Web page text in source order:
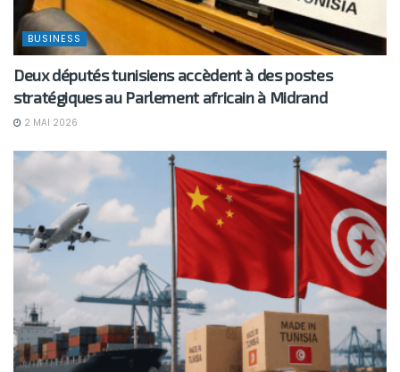
BUSINESS
Deux députés tunisiens accèdent à des postes
stratégiques au Parlement africain à Midrand
2 MAI 2026